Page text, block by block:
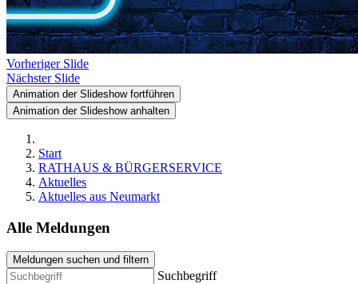
Vorheriger Slide
Nächster Slide
Animation der Slideshow fortführen
Animation der Slideshow anhalten
Start
RATHAUS & BÜRGERSERVICE
Aktuelles
Aktuelles aus Neumarkt
Alle Meldungen
Meldungen suchen und filtern
Suchbegriff